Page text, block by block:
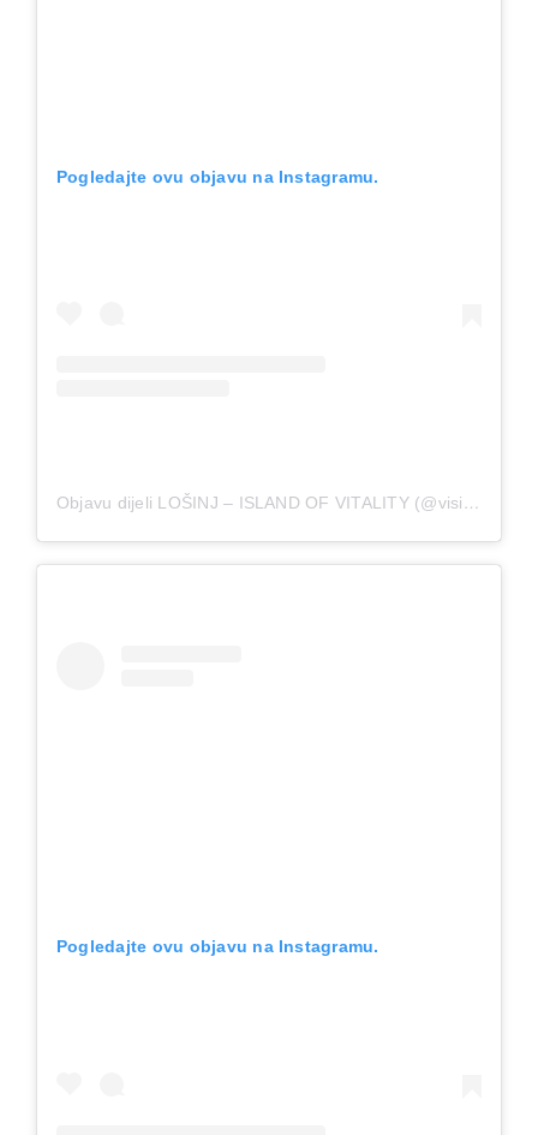
Pogledajte ovu objavu na Instagramu.
Objavu dijeli LOŠINJ – ISLAND OF VITALITY (@visitlosinj)
Pogledajte ovu objavu na Instagramu.